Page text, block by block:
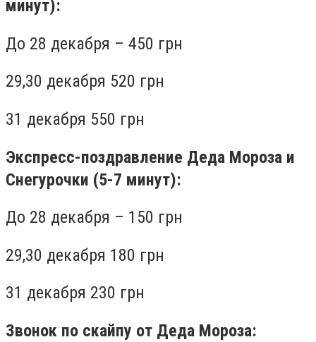
минут):
До 28 декабря – 450 грн
29,30 декабря 520 грн
31 декабря 550 грн
Экспресс-поздравление Деда Мороза и
Снегурочки (5-7 минут):
До 28 декабря – 150 грн
29,30 декабря 180 грн
31 декабря 230 грн
Звонок по скайпу от Деда Мороза: